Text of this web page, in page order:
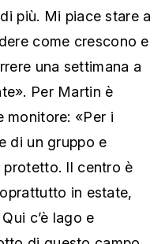
più. Mi piace stare a
come crescono e
una settimana a
Per Martin è
monitore: «Per i
di un gruppo e
Il centro è
in estate,
c’è lago e